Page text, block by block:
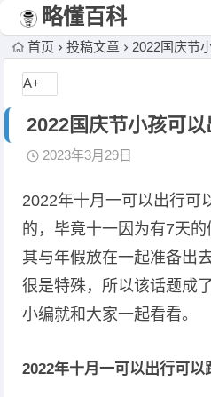
略懂百科
首页 投稿文章 2022国庆节
2022国庆节小孩可以
2023年3月29日
2022年十月一可以出行可
的，毕竟十一因为有7天
其与年假放在一起准备出
很是特殊，所以该话题成
小编就和大家一起看看。
2022年十月一可以出行可以
A+